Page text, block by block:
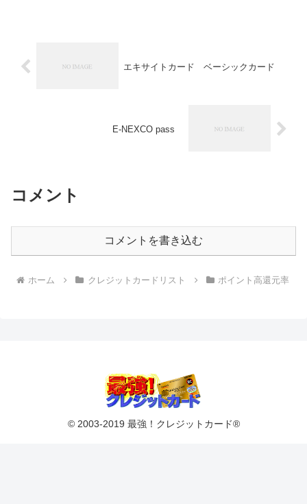
エキサイトカード ベーシックカード
E-NEXCO pass
コメント
コメントを書き込む
ホーム クレジットカードリスト ポイント高還元率
© 2003-2019 最強！クレジットカード®